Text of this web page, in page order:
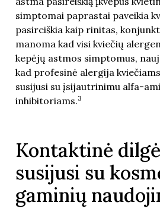
simptomai paprastai paveikia
pasireiškia kaip rinitas,
manoma kad visi kviečių
kepėjų astmos simptomus,
kad profesinė alergija
susijusi su įsijautrinimu alfa-
inhibitoriams.3
Kontaktinė
susijusi su
gaminių